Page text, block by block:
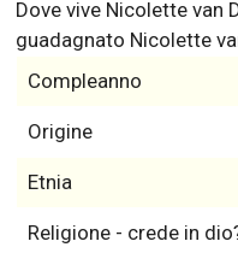
Dove vive Nicolette van
guadagnato Nicolette
Compleanno
Origine
Etnia
Religione - crede in